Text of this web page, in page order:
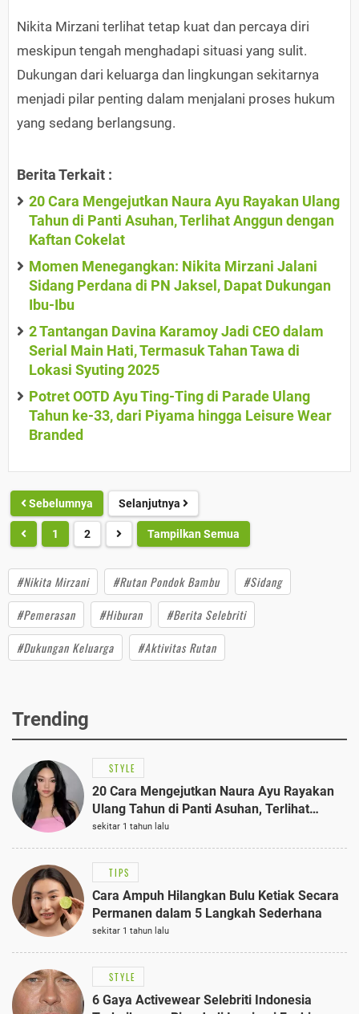
Nikita Mirzani terlihat tetap kuat dan percaya diri
meskipun tengah menghadapi situasi yang sulit.
Dukungan dari keluarga dan lingkungan sekitarnya
menjadi pilar penting dalam menjalani proses hukum
yang sedang berlangsung.
Berita Terkait :
20 Cara Mengejutkan Naura Ayu Rayakan Ulang
Tahun di Panti Asuhan, Terlihat Anggun dengan
Kaftan Cokelat
Momen Menegangkan: Nikita Mirzani Jalani
Sidang Perdana di PN Jaksel, Dapat Dukungan
Ibu-Ibu
2 Tantangan Davina Karamoy Jadi CEO dalam
Serial Main Hati, Termasuk Tahan Tawa di
Lokasi Syuting 2025
Potret OOTD Ayu Ting-Ting di Parade Ulang
Tahun ke-33, dari Piyama hingga Leisure Wear
Branded
Sebelumnya Selanjutnya
1 2 Tampilkan Semua
#Nikita Mirzani #Rutan Pondok Bambu
#Sidang
#Pemerasan
#Hiburan
#Berita Selebriti
#Dukungan Keluarga
#Aktivitas Rutan
Trending
STYLE
20 Cara Mengejutkan Naura Ayu Rayakan
Ulang Tahun di Panti Asuhan, Terlihat
Anggun dengan Kaftan Cokelat
sekitar 1 tahun lalu
TIPS
Cara Ampuh Hilangkan Bulu Ketiak Secara
Permanen dalam 5 Langkah Sederhana
sekitar 1 tahun lalu
STYLE
6 Gaya Activewear Selebriti Indonesia